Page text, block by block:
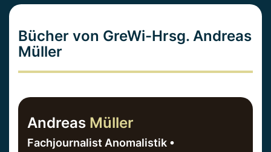
Bücher von GreWi-Hrsg. Andreas
Müller
Andreas Müller
Fachjournalist Anomalistik •